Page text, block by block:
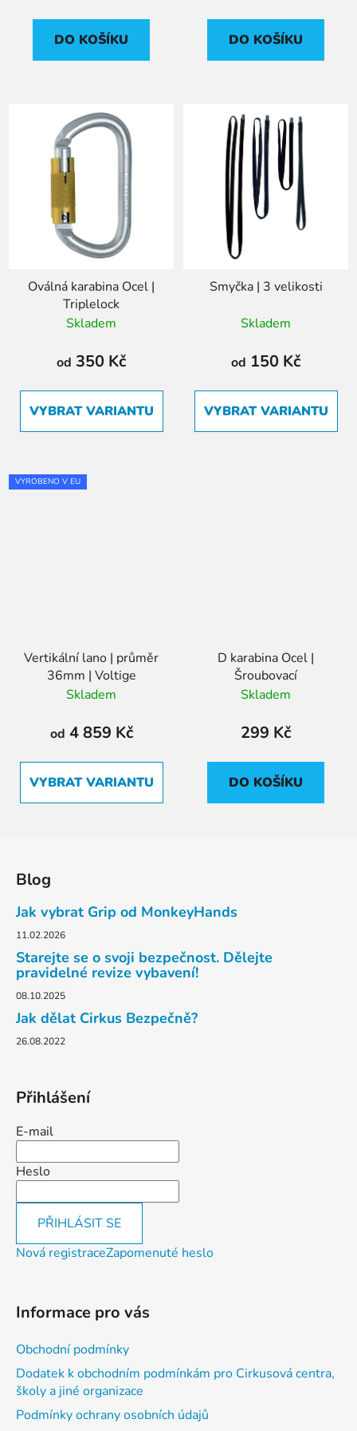
DO KOŠÍKU DO KOŠÍKU
Oválná karabina Ocel |
Triplelock
Skladem
od 350 Kč
VYBRAT VARIANTU
Smyčka | 3 velikosti
Skladem
od 150 Kč
VYBRAT VARIANTU
VYROBENO V EU
Vertikální lano | průměr
36mm | Voltige
Skladem
od 4 859 Kč
VYBRAT VARIANTU
D karabina Ocel |
Šroubovací
Skladem
299 Kč
DO KOŠÍKU
Blog
Jak vybrat Grip od MonkeyHands
11.02.2026
Starejte se o svoji bezpečnost. Dělejte
pravidelné revize vybavení!
08.10.2025
Jak dělat Cirkus Bezpečně?
26.08.2022
Přihlášení
E-mail
Heslo
PŘIHLÁSIT SE
Nová registraceZapomenuté heslo
Informace pro vás
Obchodní podmínky
Dodatek k obchodním podmínkám pro Cirkusová centra,
školy a jiné organizace
Podmínky ochrany osobních údajů